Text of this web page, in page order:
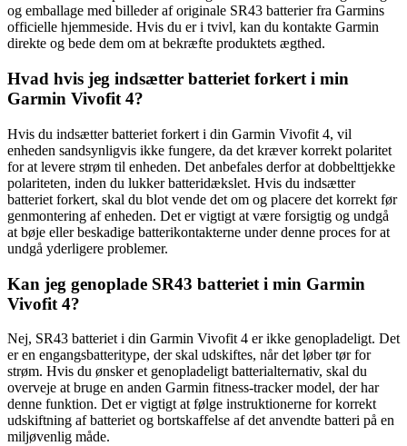
og emballage med billeder af originale SR43 batterier fra Garmins
officielle hjemmeside. Hvis du er i tvivl, kan du kontakte Garmin
direkte og bede dem om at bekræfte produktets ægthed.
Hvad hvis jeg indsætter batteriet forkert i min
Garmin Vivofit 4?
Hvis du indsætter batteriet forkert i din Garmin Vivofit 4, vil
enheden sandsynligvis ikke fungere, da det kræver korrekt polaritet
for at levere strøm til enheden. Det anbefales derfor at dobbelttjekke
polariteten, inden du lukker batteridækslet. Hvis du indsætter
batteriet forkert, skal du blot vende det om og placere det korrekt før
genmontering af enheden. Det er vigtigt at være forsigtig og undgå
at bøje eller beskadige batterikontakterne under denne proces for at
undgå yderligere problemer.
Kan jeg genoplade SR43 batteriet i min Garmin
Vivofit 4?
Nej, SR43 batteriet i din Garmin Vivofit 4 er ikke genopladeligt. Det
er en engangsbatteritype, der skal udskiftes, når det løber tør for
strøm. Hvis du ønsker et genopladeligt batterialternativ, skal du
overveje at bruge en anden Garmin fitness-tracker model, der har
denne funktion. Det er vigtigt at følge instruktionerne for korrekt
udskiftning af batteriet og bortskaffelse af det anvendte batteri på en
miljøvenlig måde.